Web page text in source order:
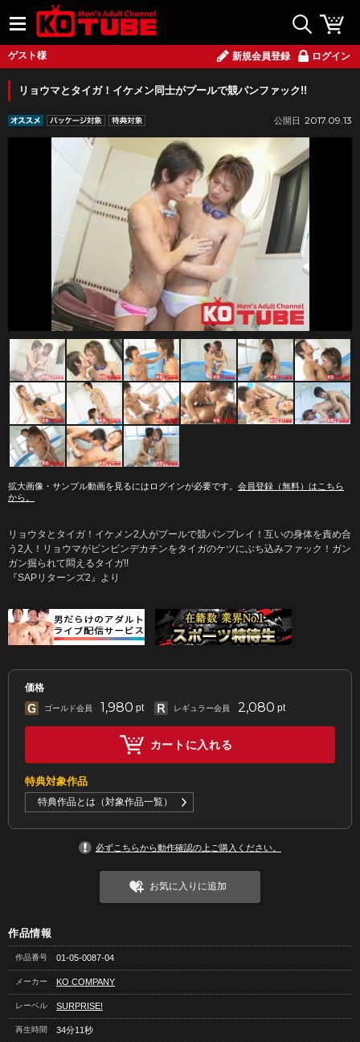
ゲスト様 新規会員登録 ログイン
リョウマとタイガ！イケメン同士がプールで競パンファック!!
2017.09.13
拡大画像・サンプル動画を見るにはログインが必要です。 会員登録（無料）はこちら
から。
リョウタとタイガ！イケメン2人がプールで競パンプレイ！互いの身体を責め合
う2人！リョウマがビンビンデカチンをタイガのケツにぶち込みファック！ガン
ガン掘られて悶えるタイガ!!
『SAPリターンズ2』より
価格
ゴールド会員 1,980 pt レギュラー会員 2,080 pt
カートに入れる
特典対象作品
特典作品とは（対象作品一覧）
必ずこちらから動作確認の上ご購入ください。
お気に入りに追加
作品情報
作品番号 01-05-0087-04
メーカー KO COMPANY
レーベル SURPRISE!
再生時間 34分11秒